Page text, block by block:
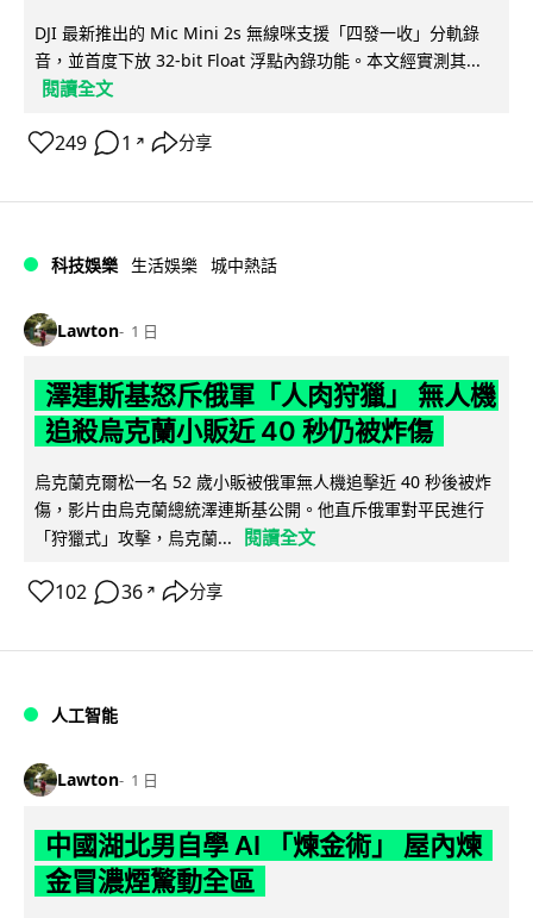
DJI 最新推出的 Mic Mini 2s 無線咪支援「四發一收」分軌錄
音，並首度下放 32-bit Float 浮點內錄功能。本文經實測其...
閱讀全文
249 1 ↗ 分享
科技娛樂 生活娛樂 城中熱話
Lawton 1 日
澤連斯基怒斥俄軍「人肉狩獵」 無人機
追殺烏克蘭小販近 40 秒仍被炸傷
烏克蘭克爾松一名 52 歲小販被俄軍無人機追擊近 40 秒後被炸
傷，影片由烏克蘭總統澤連斯基公開。他直斥俄軍對平民進行
「狩獵式」攻擊，烏克蘭...
閱讀全文
102 36 ↗ 分享
人工智能
Lawton 1 日
中國湖北男自學 AI 「煉金術」 屋內煉
金冒濃煙驚動全區